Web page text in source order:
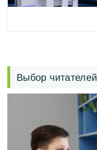
Выбор читателей